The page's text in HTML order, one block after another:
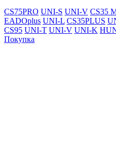
CS75PRO UNI-S UNI-V CS35
EADOplus UNI-L CS35PLUS
CS95 UNI-T UNI-V UNI-K
Покупка